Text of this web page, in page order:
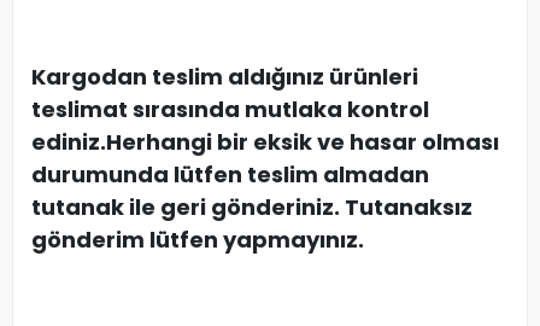
Kargodan teslim aldığınız ürünleri
teslimat sırasında mutlaka kontrol
ediniz.Herhangi bir eksik ve hasar olması
durumunda lütfen teslim almadan
tutanak ile geri gönderiniz. Tutanaksız
gönderim lütfen yapmayınız.